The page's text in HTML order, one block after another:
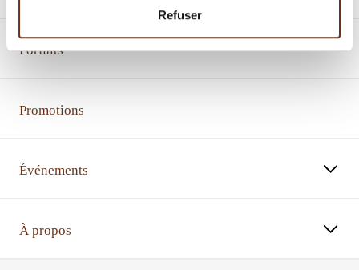
Refuser
Forfaits
Promotions
Événements
À propos